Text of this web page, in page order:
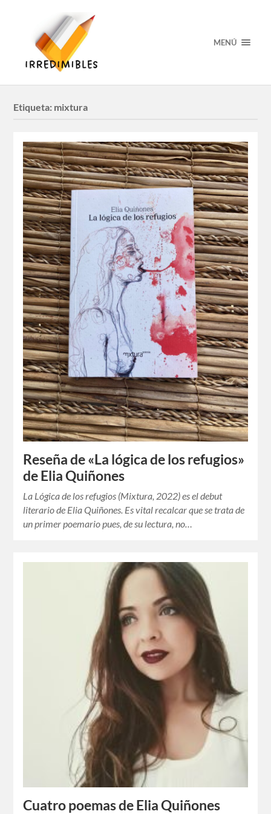
MENÚ
Etiqueta: mixtura
Reseña de «La lógica de los refugios»
de Elia Quiñones
La Lógica de los refugios (Mixtura, 2022) es el debut
literario de Elia Quiñones. Es vital recalcar que se trata de
un primer poemario pues, de su lectura, no…
Cuatro poemas de Elia Quiñones